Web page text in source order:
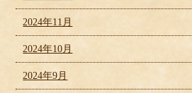
2024年11月
2024年10月
2024年9月